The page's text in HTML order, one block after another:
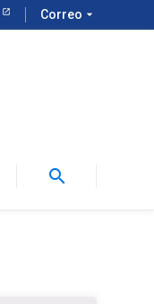
Correo arrow_drop_down
search